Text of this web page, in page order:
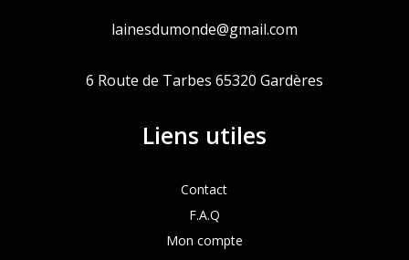
lainesdumonde@gmail.com
6 Route de Tarbes 65320 Gardères
Liens utiles
Contact
F.A.Q
Mon compte